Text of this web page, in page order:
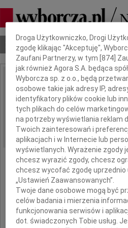
Nekrologi Odeszli Poradnik
IMIĘ I NAZWISKO: Marian
REGION: Kielce
DATA EMISJI: 07.10.2011
Z
Dbamy o Twoją prywatność
Droga Użytkowniczko, Drogi
zgodę klikając "Akceptuję",
Zaufani Partnerzy, w tym [874 ]
jak również Agora S.A. będąca
Wyborcza sp. z o.o., będą
osobowe takie jak adresy IP,
identyfikatory plików cookie lub
tych plikach do celów
na potrzeby wyświetlania reklam
Twoich zainteresowań i
aplikacjach i w Internecie lub
wyświetlanych. Wyrażenie zgody
chcesz wyrazić zgody, chcesz
chcesz wycofać zgodę uprzednio
„Ustawień Zaawansowanych”.
Twoje dane osobowe mogą być
celów badania i mierzenia
funkcjonowania serwisów i
dot. świadczonych Tobie usług.